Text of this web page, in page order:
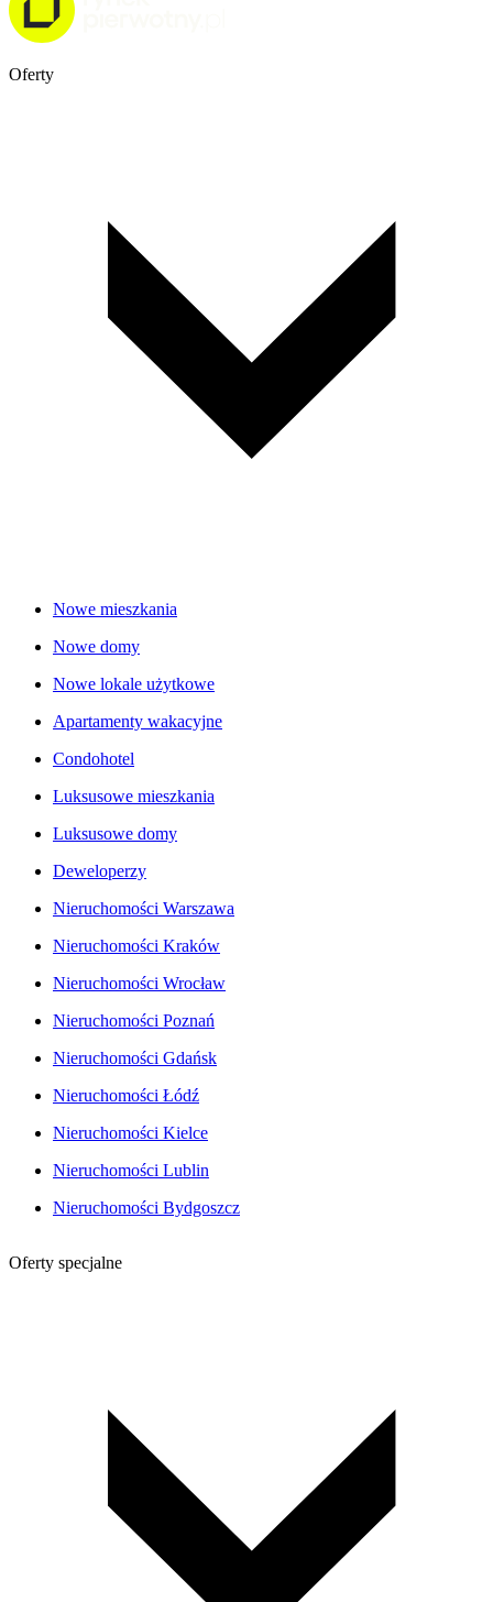
Oferty
Nowe mieszkania
Nowe domy
Nowe lokale użytkowe
Apartamenty wakacyjne
Condohotel
Luksusowe mieszkania
Luksusowe domy
Deweloperzy
Nieruchomości Warszawa
Nieruchomości Kraków
Nieruchomości Wrocław
Nieruchomości Poznań
Nieruchomości Gdańsk
Nieruchomości Łódź
Nieruchomości Kielce
Nieruchomości Lublin
Nieruchomości Bydgoszcz
Oferty specjalne